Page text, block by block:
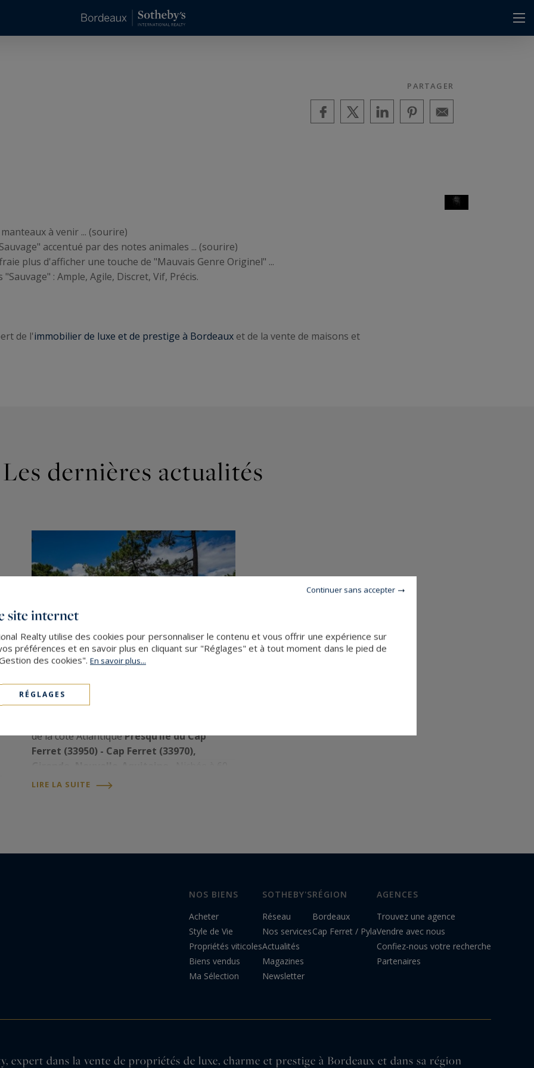
PARTAGER
à venir ... (sourire)
accentué par des notes animales ... (sourire)
plus d'afficher une touche de "Mauvais Genre Originel" ...
: Ample, Agile, Discret, Vif, Précis.
de l'immobilier de luxe et de prestige à Bordeaux et de la vente de maisons et
Les dernières actualités
Pourquoi acheter au Cap Ferret ?
de la côte AtlantiquePresqu’île du Cap
Ferret (33950) - Cap Ferret (33970),
km à l’ouest de Bordeaux, entre l'océan
LIRE LA SUITE
NOS BIENS
Acheter
Style de Vie
Propriétés viticoles
Biens vendus
Ma Sélection
SOTHEBY'S
Réseau
Nos services
Actualités
Magazines
Newsletter
RÉGION
Bordeaux
Cap Ferret / Pyla
AGENCES
Trouvez une agence
Vendre avec nous
Confiez-nous votre recherche
Partenaires
expert dans la vente de propriétés de luxe, charme et prestige à Bordeaux et dans sa région
site internet
Realty utilise des cookies pour personnaliser le contenu et vous offrir une expérience sur
préférences et en savoir plus en cliquant sur "Réglages" et à tout moment dans le pied de
des cookies". En savoir plus...
RÉGLAGES
Continuer sans accepter